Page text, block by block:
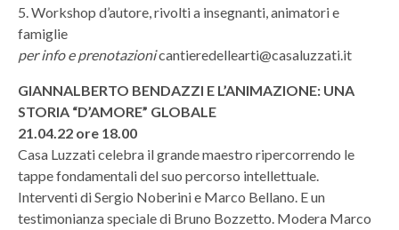
5. Workshop d’autore, rivolti a insegnanti, animatori e
famiglie
per info e prenotazionicantieredellearti@casaluzzati.it
GIANNALBERTO BENDAZZI E L’ANIMAZIONE: UNA
STORIA “D’AMORE” GLOBALE
21.04.22 ore 18.00
Casa Luzzati celebra il grande maestro ripercorrendo le
tappe fondamentali del suo percorso intellettuale.
Interventi di Sergio Noberini e Marco Bellano. E un
testimonianza speciale di Bruno Bozzetto. Modera Marco